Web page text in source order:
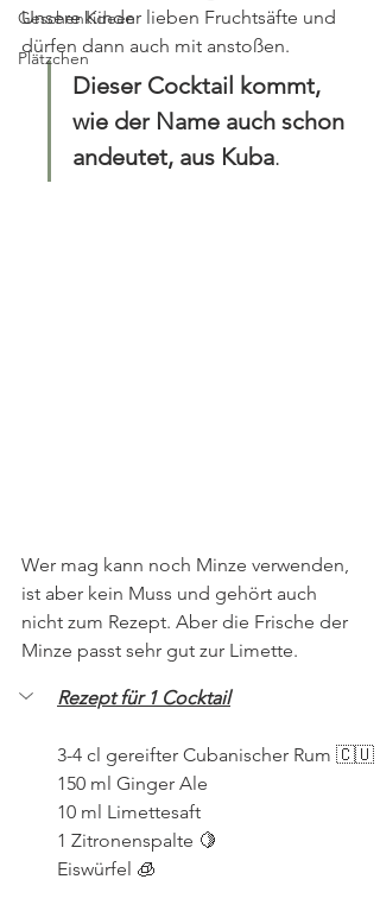
Geschenkideen
Plätzchen
Unsere Kinder lieben Fruchtsäfte und
dürfen dann auch mit anstoßen.
Dieser Cocktail kommt,
wie der Name auch schon
andeutet, aus Kuba.
Wer mag kann noch Minze verwenden,
ist aber kein Muss und gehört auch
nicht zum Rezept. Aber die Frische der
Minze passt sehr gut zur Limette.
Rezept für 1 Cocktail
3-4 cl gereifter Cubanischer Rum 🇨🇺
150 ml Ginger Ale
10 ml Limettesaft
1 Zitronenspalte 🍋
Eiswürfel 🧊